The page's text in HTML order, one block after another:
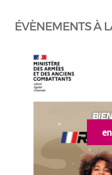
ÉVÈNEMENTS À